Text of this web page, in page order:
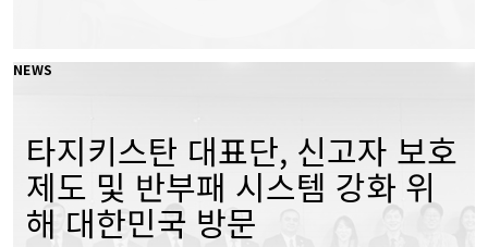
NEWS
타지키스탄 대표단, 신고자 보호
제도 및 반부패 시스템 강화 위
해 대한민국 방문